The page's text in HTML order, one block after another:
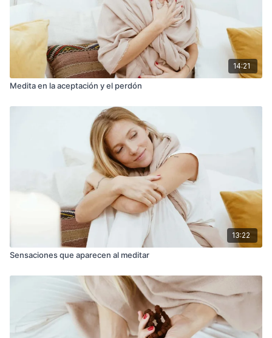
14:21
Medita en la aceptación y el perdón
13:22
Sensaciones que aparecen al meditar